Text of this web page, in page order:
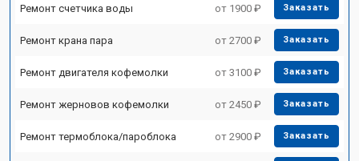
Ремонт счетчика воды от 1900 ₽ Заказать
Ремонт крана пара от 2700 ₽ Заказать
Ремонт двигателя кофемолки от 3100 ₽ Заказать
Ремонт жерновов кофемолки от 2450 ₽ Заказать
Ремонт термоблока/пароблока от 2900 ₽ Заказать